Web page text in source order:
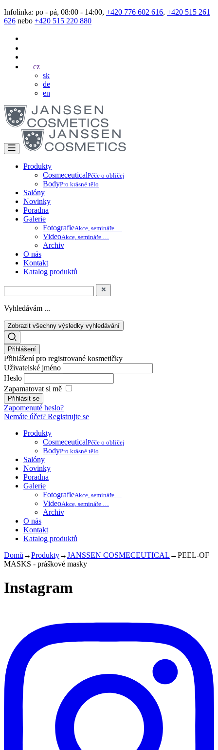
Infolinka: po - pá, 08:00 - 14:00, +420 776 602 616, +420 515 261
626 nebo +420 515 220 880
cz
sk
de
en
Produkty
CosmeceuticalPéče o obličej
BodyPro krásné tělo
Salóny
Novinky
Poradna
Galerie
FotografieAkce, semináře …
VideoAkce, semináře …
Archiv
O nás
Kontakt
Katalog produktů
Vyhledávám ...
Zobrazit všechny výsledky vyhledávání
Přihlášení
Přihlášení pro registrované kosmetičky
Uživatelské jméno
Heslo
Zapamatovat si mě
Zapomenuté heslo?
Nemáte účet? Registrujte se
Produkty
CosmeceuticalPéče o obličej
BodyPro krásné tělo
Salóny
Novinky
Poradna
Galerie
FotografieAkce, semináře …
VideoAkce, semináře …
Archiv
O nás
Kontakt
Katalog produktů
Domů →Produkty→JANSSEN COSMECEUTICAL →PEEL-OF
MASKS - práškové masky
Instagram